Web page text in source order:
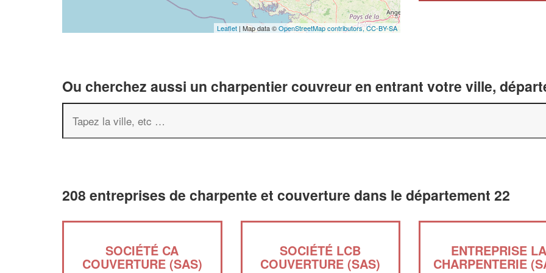
Leaflet | Map data ©OpenStreetMap contributors,CC-BY-SA
Ou cherchez aussi un charpentier couvreur en entrant votre ville,
208 entreprises de charpente et couverture dans le département 22
SOCIÉTÉ CA
COUVERTURE (SAS)
SOCIÉTÉ LCB
COUVERTURE (SAS)
ENTREPRISE LA
CHARPENTERIE